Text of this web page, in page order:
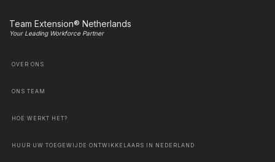
Team Extension® Netherlands
Your Leading Workforce Partner
OVER ONS
ONS TEAM
HOE WERKT HET?
HUUR UW TOEGEWIJDE ONTWIKKELAARS IN NEDERLAND